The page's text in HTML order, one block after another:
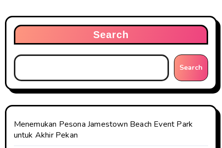
Search
Search
Menemukan Pesona Jamestown Beach Event Park
untuk Akhir Pekan